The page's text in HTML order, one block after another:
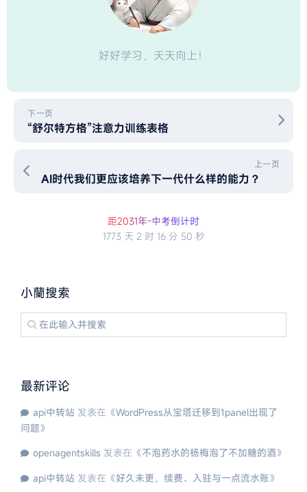
好好学习，天天向上！
下一页
“舒尔特方格”注意力训练表格
上一页
AI时代我们更应该培养下一代什么样的能力？
距2031年-中考倒计时
1773 天 2 时 16 分 49 秒
小蘭搜索
最新评论
api中转站 发表在《WordPress从宝塔迁移到1panel出现了
问题》
openagentskills 发表在《不泡药水的杨梅泡了不加糖的酒》
api中转站 发表在《好久未更，续费、入驻与一点流水账》